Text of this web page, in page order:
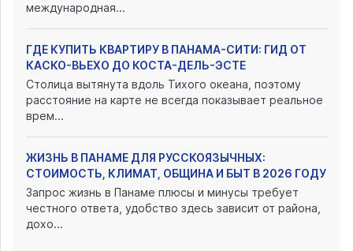
международная...
ГДЕ КУПИТЬ КВАРТИРУ В ПАНАМА-СИТИ: ГИД ОТ
КАСКО-ВЬЕХО ДО КОСТА-ДЕЛЬ-ЭСТЕ
Столица вытянута вдоль Тихого океана, поэтому
расстояние на карте не всегда показывает реальное
врем...
ЖИЗНЬ В ПАНАМЕ ДЛЯ РУССКОЯЗЫЧНЫХ:
СТОИМОСТЬ, КЛИМАТ, ОБЩИНА И БЫТ В 2026 ГОДУ
Запрос жизнь в Панаме плюсы и минусы требует
честного ответа, удобство здесь зависит от района,
дохо...